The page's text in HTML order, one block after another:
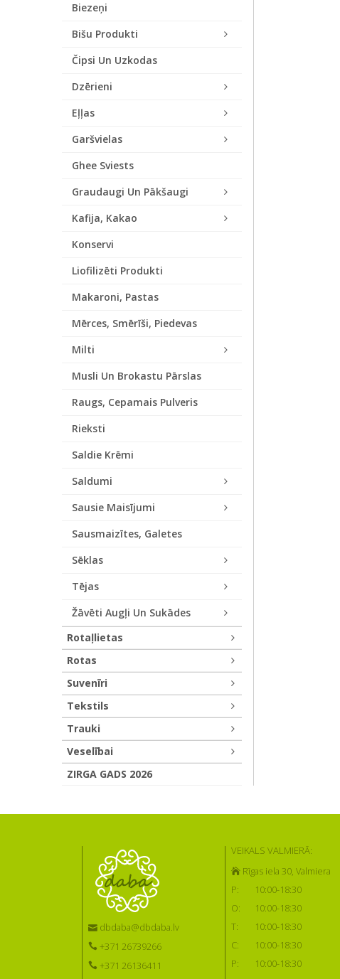
Biezeņi
Bišu Produkti
Čipsi Un Uzkodas
Dzērieni
Eļļas
Garšvielas
Ghee Sviests
Graudaugi Un Pākšaugi
Kafija, Kakao
Konservi
Liofilizēti Produkti
Makaroni, Pastas
Mērces, Smērīši, Piedevas
Milti
Musli Un Brokastu Pārslas
Raugs, Cepamais Pulveris
Rieksti
Saldie Krēmi
Saldumi
Sausie Maisījumi
Sausmaizītes, Galetes
Sēklas
Tējas
Žāvēti Augļi Un Sukādes
Rotaļlietas
Rotas
Suvenīri
Tekstils
Trauki
Veselībai
ZIRGA GADS 2026
dbdaba@dbdaba.lv
+371 26739266
+371 26136411
VEIKALS VALMIERĀ:
Rīgas iela 30, Valmiera
P:
10:00-18:30
O:
10:00-18:30
T:
10:00-18:30
C:
10:00-18:30
P:
10:00-18:30